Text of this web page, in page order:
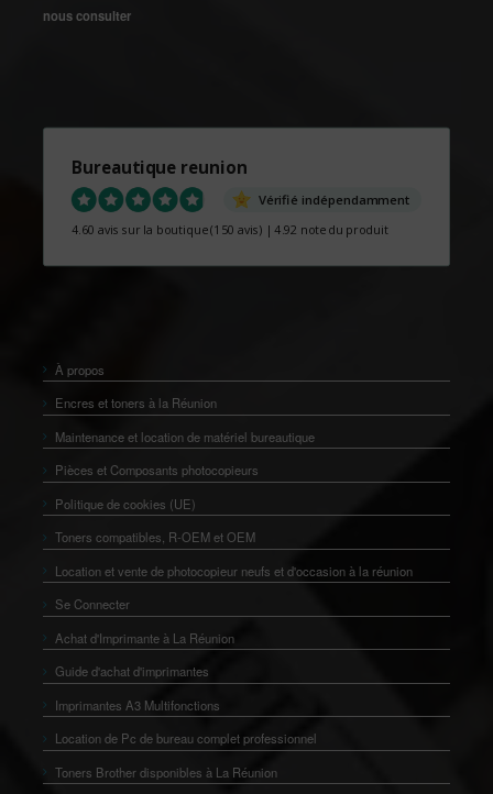
nous consulter
Bureautique reunion
Vérifié indépendamment
4.60 avis sur la boutique(150 avis) |4.92 note du produit
À propos
Encres et toners à la Réunion
Maintenance et location de matériel bureautique
Pièces et Composants photocopieurs
Politique de cookies (UE)
Toners compatibles, R-OEM et OEM
Location et vente de photocopieur neufs et d'occasion à la réunion
Se Connecter
Achat d'Imprimante à La Réunion
Guide d'achat d'imprimantes
Imprimantes A3 Multifonctions
Location de Pc de bureau complet professionnel
Toners Brother disponibles à La Réunion